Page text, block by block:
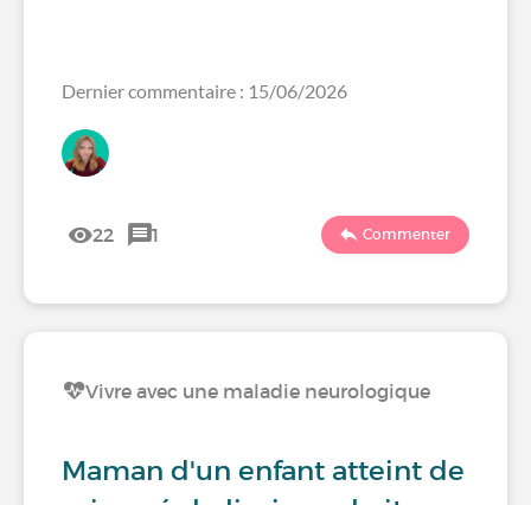
Dernier commentaire : 15/06/2026
22 1 Commenter
Vivre avec une maladie neurologique
Maman d'un enfant atteint de